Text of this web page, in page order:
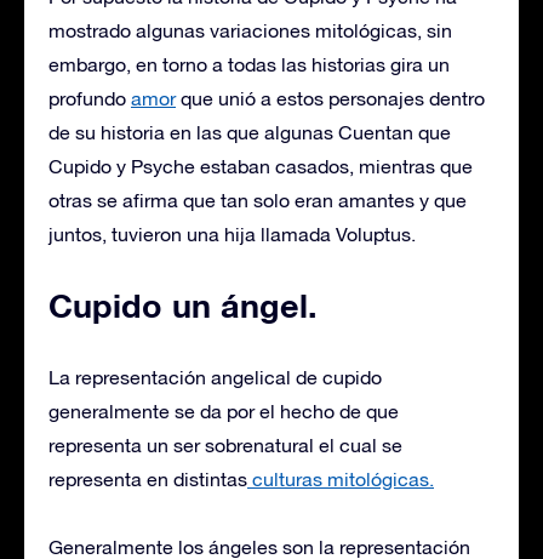
mostrado algunas variaciones mitológicas, sin
embargo, en torno a todas las historias gira un
profundo amorque unió a estos personajes dentro
de su historia en las que algunas Cuentan que
Cupido y Psyche estaban casados, mientras que
otras se afirma que tan solo eran amantes y que
juntos, tuvieron una hija llamada Voluptus.
Cupido un ángel.
La representación angelical de cupido
generalmente se da por el hecho de que
representa un ser sobrenatural el cual se
representa en distintas culturas mitológicas.
Generalmente los ángeles son la representación